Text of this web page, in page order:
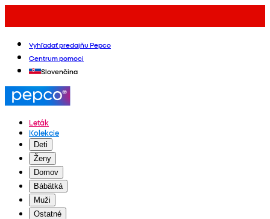
Vyhľadať predajňu Pepco
Centrum pomoci
Slovenčina
Leták
Kolekcie
Deti
Ženy
Domov
Bábätká
Muži
Ostatné